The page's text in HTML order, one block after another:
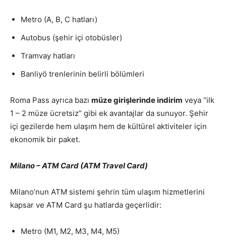
Metro (A, B, C hatları)
Autobus (şehir içi otobüsler)
Tramvay hatları
Banliyö trenlerinin belirli bölümleri
Roma Pass ayrıca bazı müze girişlerinde indirim veya “ilk
1 – 2 müze ücretsiz” gibi ek avantajlar da sunuyor. Şehir
içi gezilerde hem ulaşım hem de kültürel aktiviteler için
ekonomik bir paket.
Milano – ATM Card (ATM Travel Card)
Milano’nun ATM sistemi şehrin tüm ulaşım hizmetlerini
kapsar ve ATM Card şu hatlarda geçerlidir:
Metro (M1, M2, M3, M4, M5)